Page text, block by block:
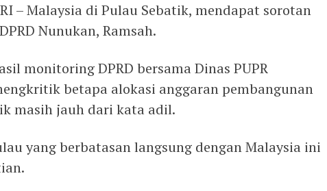
– Malaysia di Pulau Sebatik, mendapat sorotan
Nunukan, Ramsah.
monitoring DPRD bersama Dinas PUPR
betapa alokasi anggaran pembangunan
masih jauh dari kata adil.
yang berbatasan langsung dengan Malaysia ini